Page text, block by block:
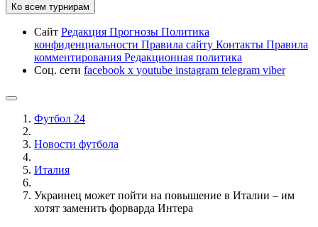
Ко всем турнирам
Сайт Редакция Прогнозы Политика
конфиденциальности Правила сайту Контакты Правила
комментирования Редакционная политика
Соц. сети facebook x youtube instagram telegram viber
Футбол 24
Новости футбола
Италия
Украинец может пойти на повышение в Италии – им
хотят заменить форварда Интера